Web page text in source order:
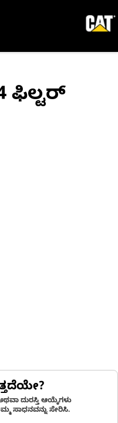
ಫಿಲ್ಟರ್
ದುರಸ್ತಿ ಆಯ್ಕೆಗಳು
ಸಾಧನವನ್ನು ಸೇರಿಸಿ.